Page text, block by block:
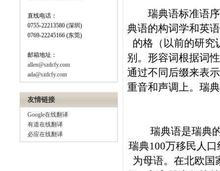
直线电话：
0755-22213580 (深圳)
0769-22245166 (东莞)
邮箱地址：
allen@szdcfy.com
ada@szdcfy.com
友情链接
Google在线翻译
有道在线翻译
必应在线翻译
瑞典语标准语序
典语的构词学和英
的格（以前的研究
别。形容词根据词
通过不同后缀来表
重音和声调上。瑞
瑞典语是瑞典的
瑞典100万移民人
为母语。在北欧国